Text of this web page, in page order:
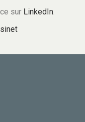
sur LinkedIn.